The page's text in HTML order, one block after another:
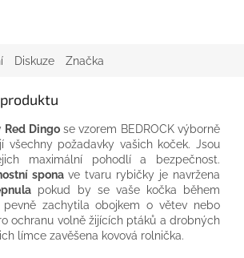
Diskuze Značka
Red Dingose vzorem BEDROCK výborně
všechny požadavky vašich koček. Jsou
maximální pohodlí a bezpečnost.
spona ve tvaru rybičky je navržena
pokud by se vaše kočka během
zachytila obojkem o větev nebo
ochranu volně žijících ptáků a drobných
límce zavěšena kovová rolnička.